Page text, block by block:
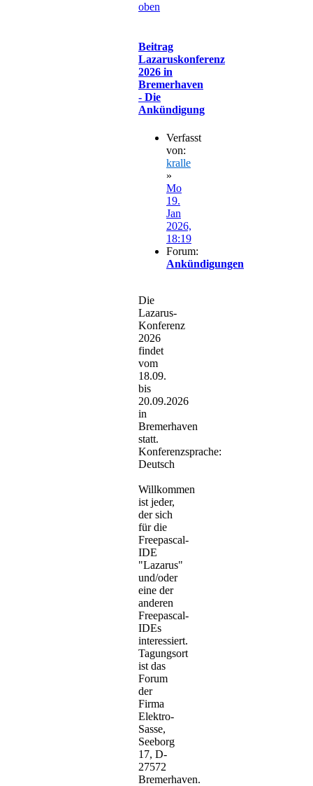
oben
Beitrag
Lazaruskonferenz
2026 in
Bremerhaven
- Die
Ankündigung
Verfasst
von:
kralle
»
Mo
19.
Jan
2026,
18:19
Forum:
Ankündigungen
Die
Lazarus-
Konferenz
2026
findet
vom
18.09.
bis
20.09.2026
in
Bremerhaven
statt.
Konferenzsprache:
Deutsch
Willkommen
ist jeder,
der sich
für die
Freepascal-
IDE
"Lazarus"
und/oder
eine der
anderen
Freepascal-
IDEs
interessiert.
Tagungsort
ist das
Forum
der
Firma
Elektro-
Sasse,
Seeborg
17, D-
27572
Bremerhaven.